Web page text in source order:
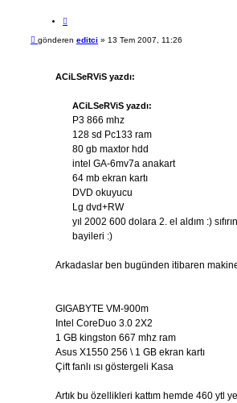
ı
ı
Mgönderen editci » 13 Tem 2007, 11:26
ACiLSeRViS yazdı:
ACiLSeRViS yazdı:
P3 866 mhz
128 sd Pc133 ram
80 gb maxtor hdd
intel GA-6mv7a anakart
64 mb ekran kartı
DVD okuyucu
Lg dvd+RW
yıl 2002 600 dolara 2. el aldım :)
bayileri :)
Arkadaslar ben bugünden itibaren
GIGABYTE VM-900m
Intel CoreDuo 3.0 2X2
1 GB kingston 667 mhz ram
Asus X1550 256 \ 1 GB ekran kartı
Çift fanlı ısı göstergeli Kasa
Artık bu özellikleri kattım hemde 460 ytl